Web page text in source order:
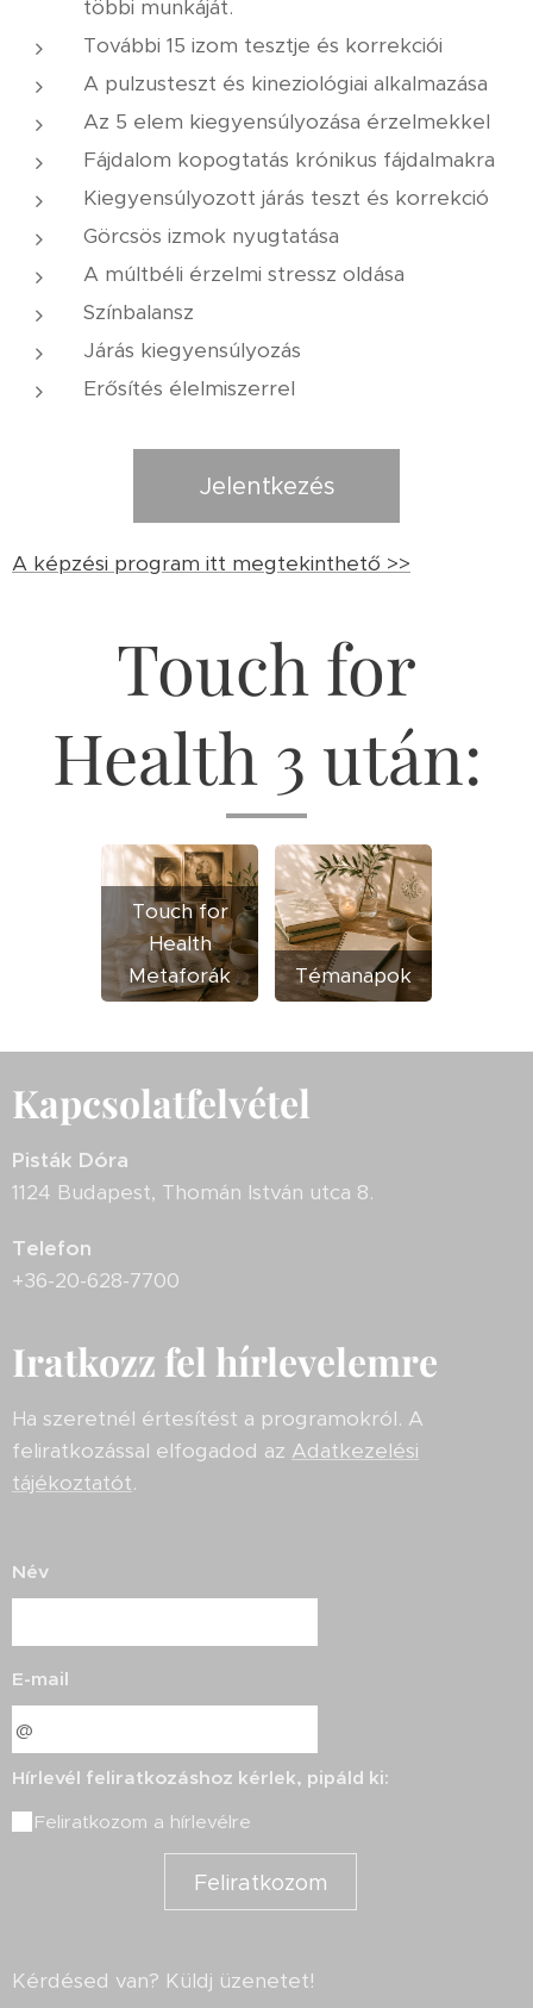
többi munkáját.
További 15 izom tesztje és korrekciói
A pulzusteszt és kineziológiai alkalmazása
Az 5 elem kiegyensúlyozása érzelmekkel
Fájdalom kopogtatás krónikus fájdalmakra
Kiegyensúlyozott járás teszt és korrekció
Görcsös izmok nyugtatása
A múltbéli érzelmi stressz oldása
Színbalansz
Járás kiegyensúlyozás
Erősítés élelmiszerrel
Jelentkezés
A képzési program itt megtekinthető >>
Touch for
Health 3 után:
Touch for
Health
Metaforák
Témanapok
Kapcsolatfelvétel
Pisták Dóra
1124 Budapest, Thomán István utca 8.
Telefon
+36-20-628-7700
Iratkozz fel hírlevelemre
Ha szeretnél értesítést a programokról. A
feliratkozással elfogadod az Adatkezelési
tájékoztatót.
Név
E-mail
Hírlevél feliratkozáshoz kérlek, pipáld ki:
Feliratkozom a hírlevélre
Feliratkozom
Kérdésed van? Küldj üzenetet!